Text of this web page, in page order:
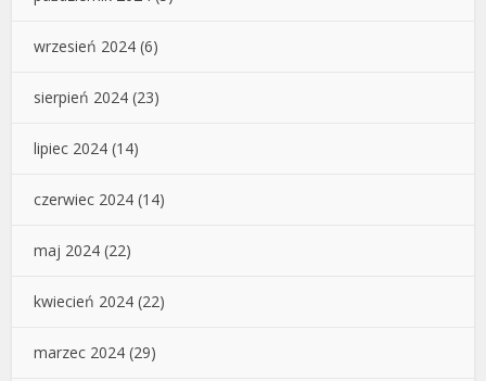
wrzesień 2024 (6)
sierpień 2024 (23)
lipiec 2024 (14)
czerwiec 2024 (14)
maj 2024 (22)
kwiecień 2024 (22)
marzec 2024 (29)